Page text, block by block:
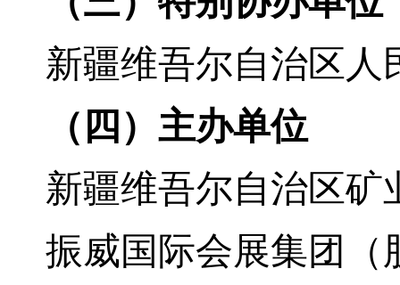
新疆维吾尔自治区人
（ 四 ）主办单位
新疆维吾尔自治区矿
振威国际会展集团（